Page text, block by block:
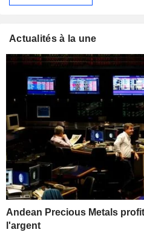
Actualités à la une
Andean Precious Metals
l'argent